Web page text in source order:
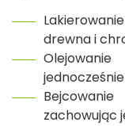
drewna i
zachowując